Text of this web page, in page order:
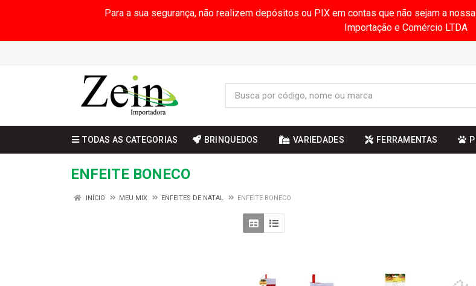
Para a sua segurança, não realizem depósitos ou PIX em contas que não sejam a
Importação e Comércio LTDA
TODAS AS CATEGORIAS BRINQUEDOS VARIEDADES FERRAMENTAS
ENFEITE BONECO
INÍCIO MEU MIX ENFEITES DE NATAL ENFEITE BONECO